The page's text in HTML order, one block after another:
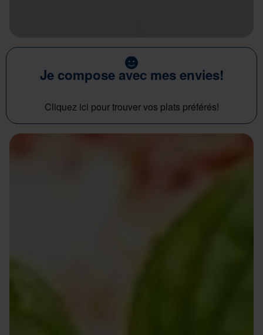
Je compose avec mes envies!
Cliquez ici pour trouver vos plats préférés!